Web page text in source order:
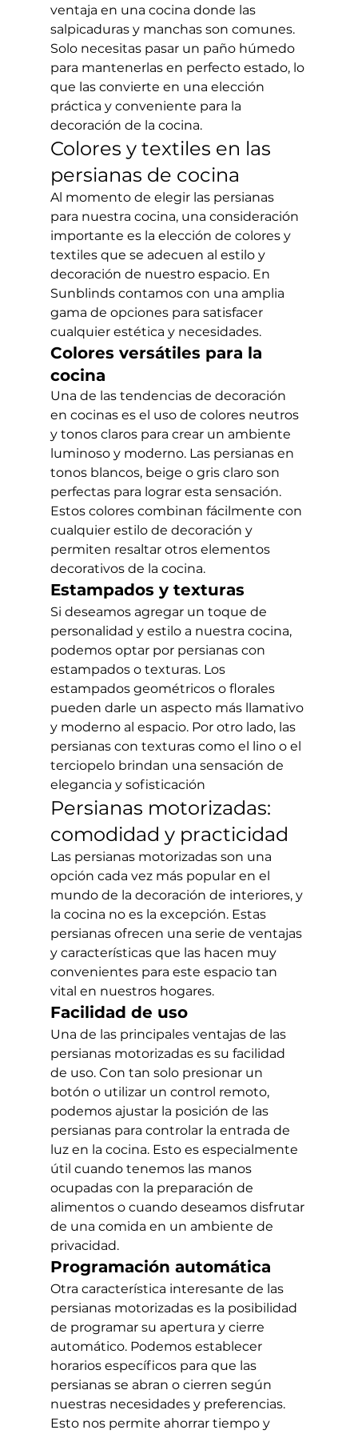
ventaja en una cocina donde las
salpicaduras y manchas son comunes.
Solo necesitas pasar un paño húmedo
para mantenerlas en perfecto estado, lo
que las convierte en una elección
práctica y conveniente para la
decoración de la cocina.
Colores y textiles en las
persianas de cocina
Al momento de elegir las persianas
para nuestra cocina, una consideración
importante es la elección de colores y
textiles que se adecuen al estilo y
decoración de nuestro espacio. En
Sunblinds contamos con una amplia
gama de opciones para satisfacer
cualquier estética y necesidades.
Colores versátiles para la
cocina
Una de las tendencias de decoración
en cocinas es el uso de colores neutros
y tonos claros para crear un ambiente
luminoso y moderno. Las persianas en
tonos blancos, beige o gris claro son
perfectas para lograr esta sensación.
Estos colores combinan fácilmente con
cualquier estilo de decoración y
permiten resaltar otros elementos
decorativos de la cocina.
Estampados y texturas
Si deseamos agregar un toque de
personalidad y estilo a nuestra cocina,
podemos optar por persianas con
estampados o texturas. Los
estampados geométricos o florales
pueden darle un aspecto más llamativo
y moderno al espacio. Por otro lado, las
persianas con texturas como el lino o el
terciopelo brindan una sensación de
elegancia y sofisticación
Persianas motorizadas:
comodidad y practicidad
Las persianas motorizadas son una
opción cada vez más popular en el
mundo de la decoración de interiores, y
la cocina no es la excepción. Estas
persianas ofrecen una serie de ventajas
y características que las hacen muy
convenientes para este espacio tan
vital en nuestros hogares.
Facilidad de uso
Una de las principales ventajas de las
persianas motorizadas es su facilidad
de uso. Con tan solo presionar un
botón o utilizar un control remoto,
podemos ajustar la posición de las
persianas para controlar la entrada de
luz en la cocina. Esto es especialmente
útil cuando tenemos las manos
ocupadas con la preparación de
alimentos o cuando deseamos disfrutar
de una comida en un ambiente de
privacidad.
Programación automática
Otra característica interesante de las
persianas motorizadas es la posibilidad
de programar su apertura y cierre
automático. Podemos establecer
horarios específicos para que las
persianas se abran o cierren según
nuestras necesidades y preferencias.
Esto nos permite ahorrar tiempo y